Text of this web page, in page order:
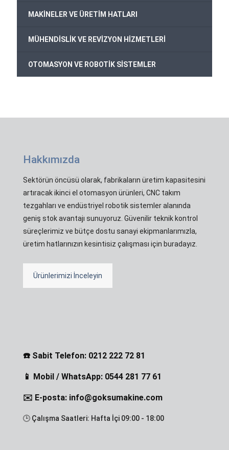
MAKİNELER VE ÜRETİM HATLARI
MÜHENDİSLİK VE REVİZYON HİZMETLERİ
OTOMASYON VE ROBOTİK SİSTEMLER
Hakkımızda
Sektörün öncüsü olarak, fabrikaların üretim kapasitesini
artıracak ikinci el otomasyon ürünleri, CNC takım
tezgahları ve endüstriyel robotik sistemler alanında
geniş stok avantajı sunuyoruz. Güvenilir teknik kontrol
süreçlerimiz ve bütçe dostu sanayi ekipmanlarımızla,
üretim hatlarınızın kesintisiz çalışması için buradayız.
Ürünlerimizi İnceleyin
☎️ Sabit Telefon: 0212 222 72 81
📱 Mobil / WhatsApp: 0544 281 77 61
✉️ E-posta: info@goksumakine.com
🕒 Çalışma Saatleri: Hafta İçi 09:00 - 18:00